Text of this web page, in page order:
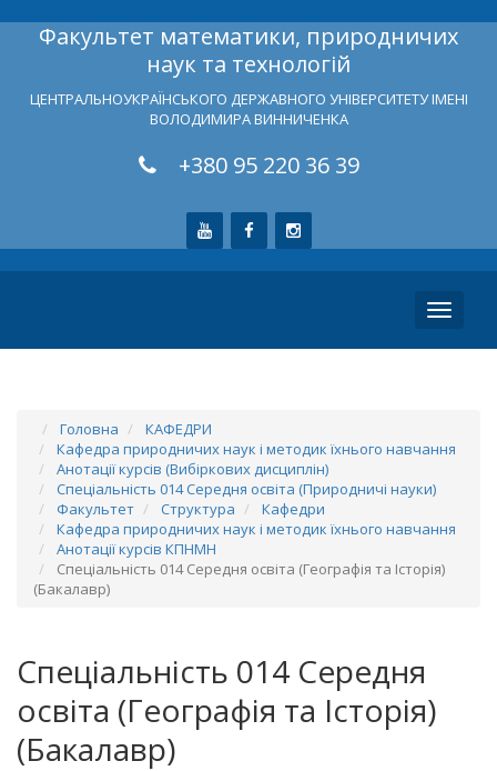
Факультет математики, природничих
наук та технологій
ЦЕНТРАЛЬНОУКРАЇНСЬКОГО ДЕРЖАВНОГО УНІВЕРСИТЕТУ ІМЕНІ
ВОЛОДИМИРА ВИННИЧЕНКА
+380 95 220 36 39
Toggle
Головна
КАФЕДРИ
Кафедра природничих наук і методик їхнього навчання
Анотації курсів (Вибіркових дисциплін)
Спеціальність 014 Середня освіта (Природничі науки)
Факультет
Структура
Кафедри
Кафедра природничих наук і методик їхнього навчання
Анотації курсів КПНМН
Спеціальність 014 Середня освіта (Географія та Історія)
(Бакалавр)
Спеціальність 014 Середня
освіта (Географія та Історія)
(Бакалавр)